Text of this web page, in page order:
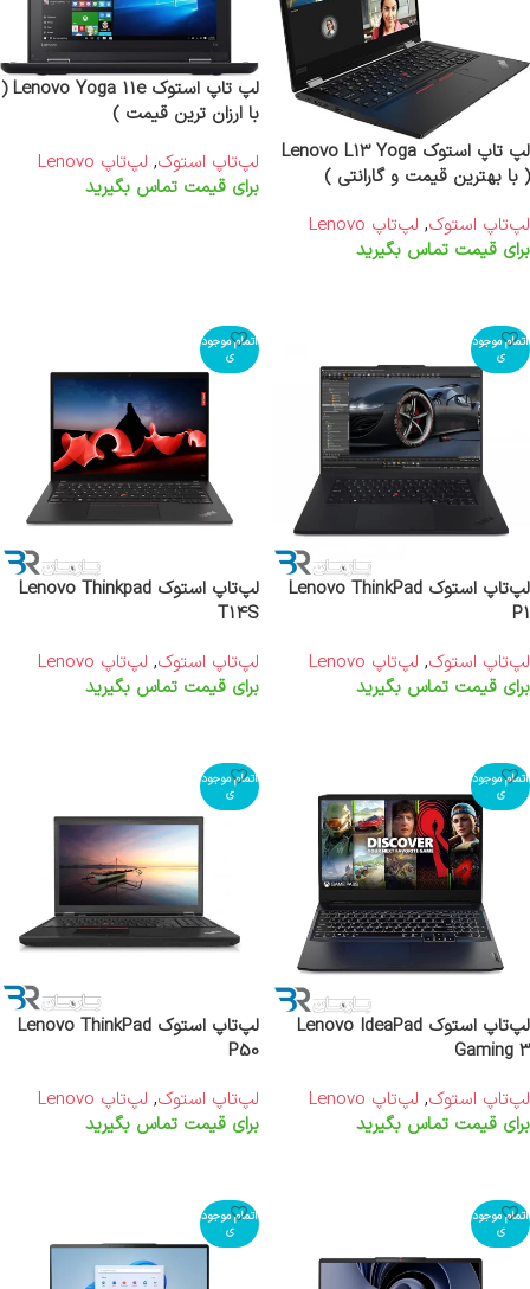
لپ تاپ استوک Lenovo L13 Yoga
( با بهترین قیمت و گارانتی )
لپ‌تاپ استوک, لپ‌تاپ Lenovo
برای قیمت تماس بگیرید
لپ تاپ استوک Lenovo Yoga 11e (
با ارزان ترین قیمت )
لپ‌تاپ استوک, لپ‌تاپ Lenovo
برای قیمت تماس بگیرید
اتمام موجود
ی
لپ‌تاپ استوک Lenovo ThinkPad
P1
لپ‌تاپ استوک, لپ‌تاپ Lenovo
برای قیمت تماس بگیرید
اتمام موجود
ی
لپ‌تاپ استوک Lenovo Thinkpad
T14S
لپ‌تاپ استوک, لپ‌تاپ Lenovo
برای قیمت تماس بگیرید
اتمام موجود
ی
لپ‌تاپ استوک Lenovo IdeaPad
Gaming 3
لپ‌تاپ استوک, لپ‌تاپ Lenovo
برای قیمت تماس بگیرید
اتمام موجود
ی
لپ‌تاپ استوک Lenovo ThinkPad
P50
لپ‌تاپ استوک, لپ‌تاپ Lenovo
برای قیمت تماس بگیرید
اتمام موجود
ی
اتمام موجود
ی